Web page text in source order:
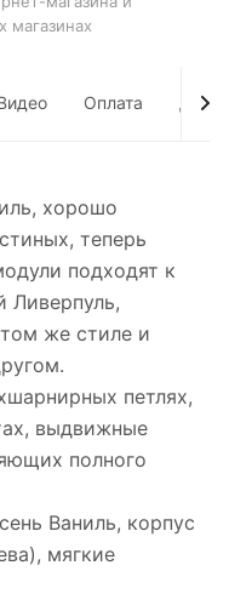
магазинах
Оплата
хорошо
теперь
подходят к
Ливерпуль,
же стиле и
петлях,
выдвижные
полного
Ваниль, корпус
мягкие